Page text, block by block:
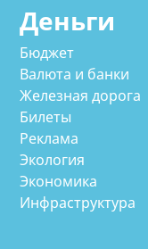
Деньги
Бюджет
Валюта и банки
Железная дорога
Билеты
Реклама
Экология
Экономика
Инфраструктура